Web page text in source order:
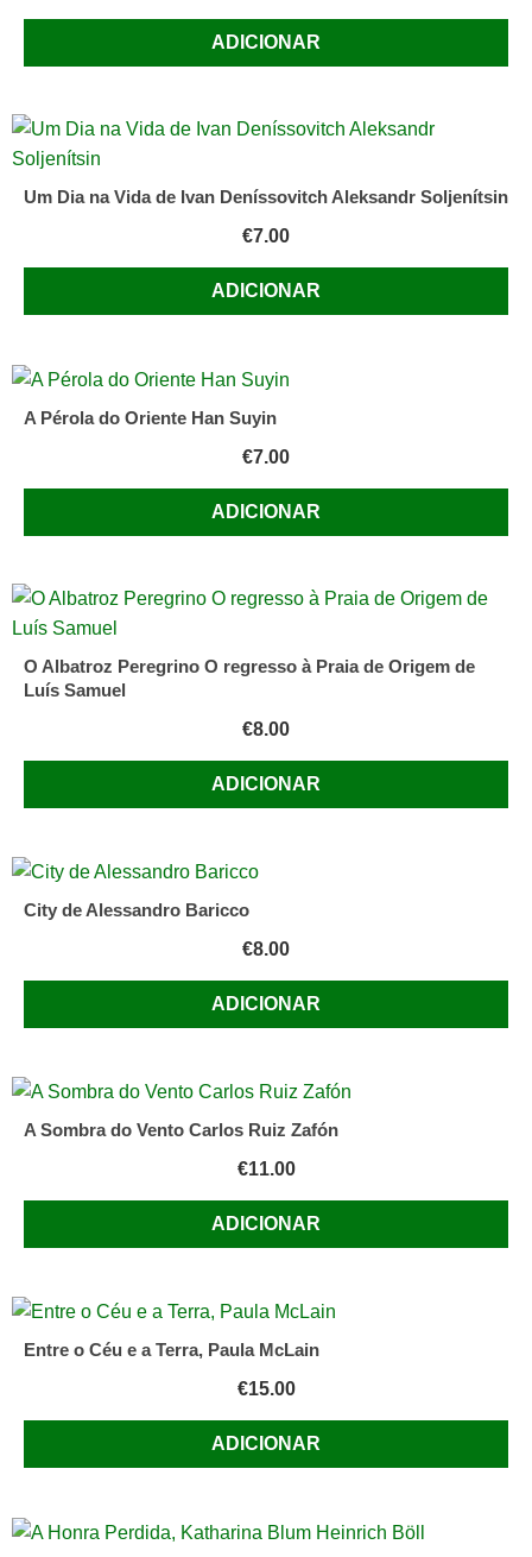
ADICIONAR
Um Dia na Vida de Ivan Deníssovitch Aleksandr Soljenítsin
€7.00
ADICIONAR
A Pérola do Oriente Han Suyin
€7.00
ADICIONAR
O Albatroz Peregrino O regresso à Praia de Origem de
Luís Samuel
€8.00
ADICIONAR
City de Alessandro Baricco
€8.00
ADICIONAR
A Sombra do Vento Carlos Ruiz Zafón
€11.00
ADICIONAR
Entre o Céu e a Terra, Paula McLain
€15.00
ADICIONAR